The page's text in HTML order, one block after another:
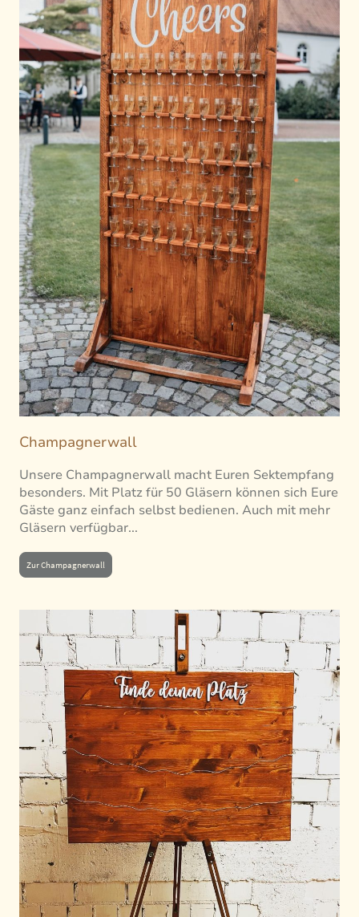
Champagnerwall
Unsere Champagnerwall macht Euren Sektempfang
besonders. Mit Platz für 50 Gläsern können sich Eure
Gäste ganz einfach selbst bedienen. Auch mit mehr
Gläsern verfügbar...
Zur Champagnerwall